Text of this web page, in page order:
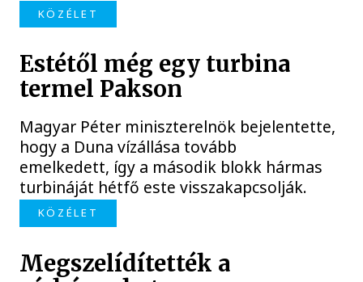
KÖZÉLET
Estétől még egy turbina
termel Pakson
Magyar Péter miniszterelnök bejelentette,
hogy a Duna vízállása tovább
emelkedett, így a második blokk hármas
turbináját hétfő este visszakapcsolják.
KÖZÉLET
Megszelídítették a